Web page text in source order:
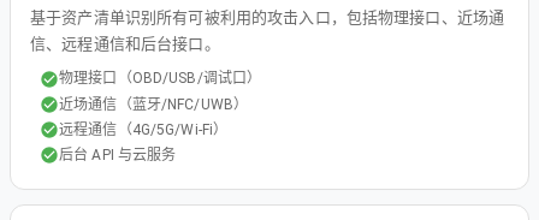
基于资产清单识别所有可被利用的攻击入口，包括物理接口、近场通
信、远程通信和后台接口。
物理接口（OBD/USB/调试口）
近场通信（蓝牙/NFC/UWB）
远程通信（4G/5G/Wi-Fi）
后台 API 与云服务